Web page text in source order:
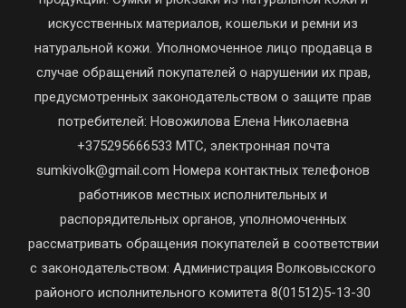
искусственных материалов, кошельки и ремни из
натуральной кожи. Уполномоченное лицо продавца в
случае обращений покупателей о нарушении их прав,
предусмотренных законодательством о защите прав
потребителей: Новожилова Елена Николаевна
+375295666533 МТС, электронная почта
sumkivolk@gmail.com Номера контактных телефонов
работников местных исполнительных и
распорядительных органов, уполномоченных
рассматривать обращения покупателей в соответствии
с законодательством: Администрация Волковысского
районого исполнительного комитета 8(01512)5-13-30